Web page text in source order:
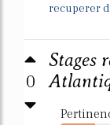
recuperer
0
Stages